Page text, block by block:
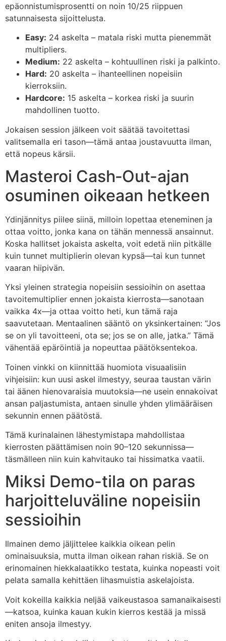
epäonnistumisprosentti on noin 10/25 riippuen
satunnaisesta sijoittelusta.
Easy: 24 askelta – matala riski mutta pienemmät
multipliers.
Medium: 22 askelta – kohtuullinen riski ja palkinto.
Hard: 20 askelta – ihanteellinen nopeisiin
kierroksiin.
Hardcore: 15 askelta – korkea riski ja suurin
mahdollinen tuotto.
Jokaisen session jälkeen voit säätää tavoitettasi
valitsemalla eri tason—tämä antaa joustavuutta ilman,
että nopeus kärsii.
Masteroi Cash‑Out-ajan
osuminen oikeaan hetkeen
Ydinjännitys piilee siinä, milloin lopettaa eteneminen ja
ottaa voitto, jonka kana on tähän mennessä ansainnut.
Koska hallitset jokaista askelta, voit edetä niin pitkälle
kuin tunnet multiplierin olevan kypsä—tai kun tunnet
vaaran hiipivän.
Yksi yleinen strategia nopeisiin sessioihin on asettaa
tavoitemultiplier ennen jokaista kierrosta—sanotaan
vaikka 4x—ja ottaa voitto heti, kun tämä raja
saavutetaan. Mentaalinen sääntö on yksinkertainen: “Jos
se on yli tavoitteeni, ota se; jos se on alle, jatka.” Tämä
vähentää epäröintiä ja nopeuttaa päätöksentekoa.
Toinen vinkki on kiinnittää huomiota visuaalisiin
vihjeisiin: kun uusi askel ilmestyy, seuraa taustan värin
tai äänen hienovaraisia muutoksia—ne usein ennakoivat
ansan paljastumista, antaen sinulle yhden ylimääräisen
sekunnin ennen päätöstä.
Tämä kurinalainen lähestymistapa mahdollistaa
kierrosten päättämisen noin 90–120 sekunnissa—
täsmälleen niin kuin kahvitauko tai hissimatka vaatii.
Miksi Demo-tila on paras
harjoitteluväline nopeisiin
sessioihin
Ilmainen demo jäljittelee kaikkia oikean pelin
ominaisuuksia, mutta ilman oikean rahan riskiä. Se on
erinomainen hiekkalaatikko testata, kuinka nopeasti voit
pelata samalla kehittäen lihasmuistia askelajoista.
Voit kokeilla kaikkia neljää vaikeustasoa samanaikaisesti
—katsoa, kuinka kauan kukin kierros kestää ja missä
eniten ansoja ilmestyy.